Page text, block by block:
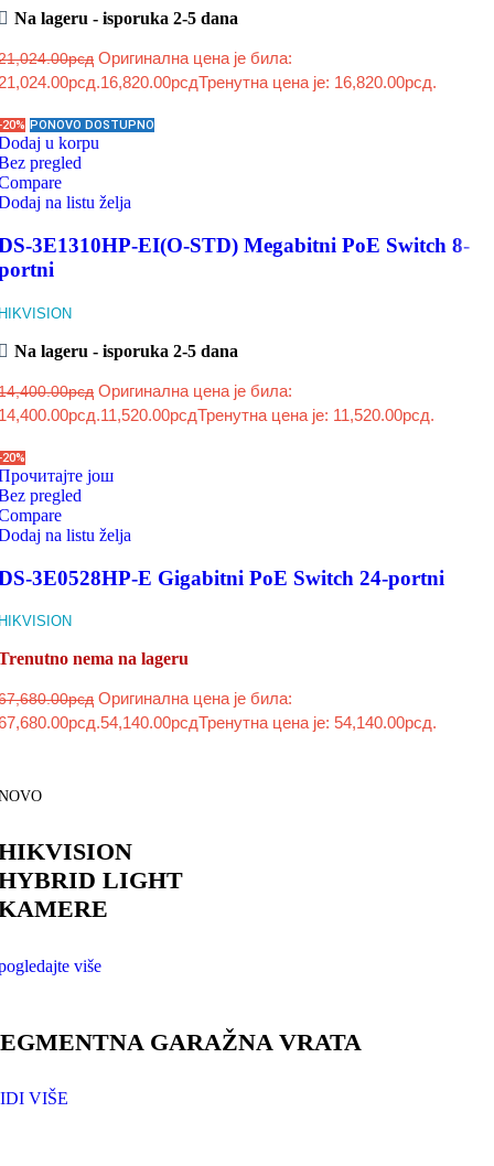
Na lageru - isporuka 2-5 dana
рсд Оригинална цена је била:
16,820.00рсдТренутна цена је: 16,820.00рсд.
PONOVO DOSTUPNO
u korpu
pregled
na listu želja
3E1310HP-EI(O-STD) Megabitni PoE Switch 8-
Na lageru - isporuka 2-5 dana
рсд Оригинална цена је била:
11,520.00рсдТренутна цена је: 11,520.00рсд.
још
pregled
na listu želja
3E0528HP-E Gigabitni PoE Switch 24-portni
nema na lageru
рсд Оригинална цена је била:
54,140.00рсдТренутна цена је: 54,140.00рсд.
LIGHT
više
GARAŽNA VRATA
VIŠE